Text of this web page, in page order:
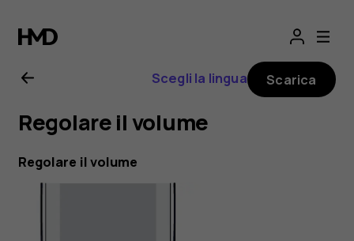
Manuale
d'uso
del
Nokia
130
Scegli la lingua Scarica
Regolare il volume
Regolare il volume